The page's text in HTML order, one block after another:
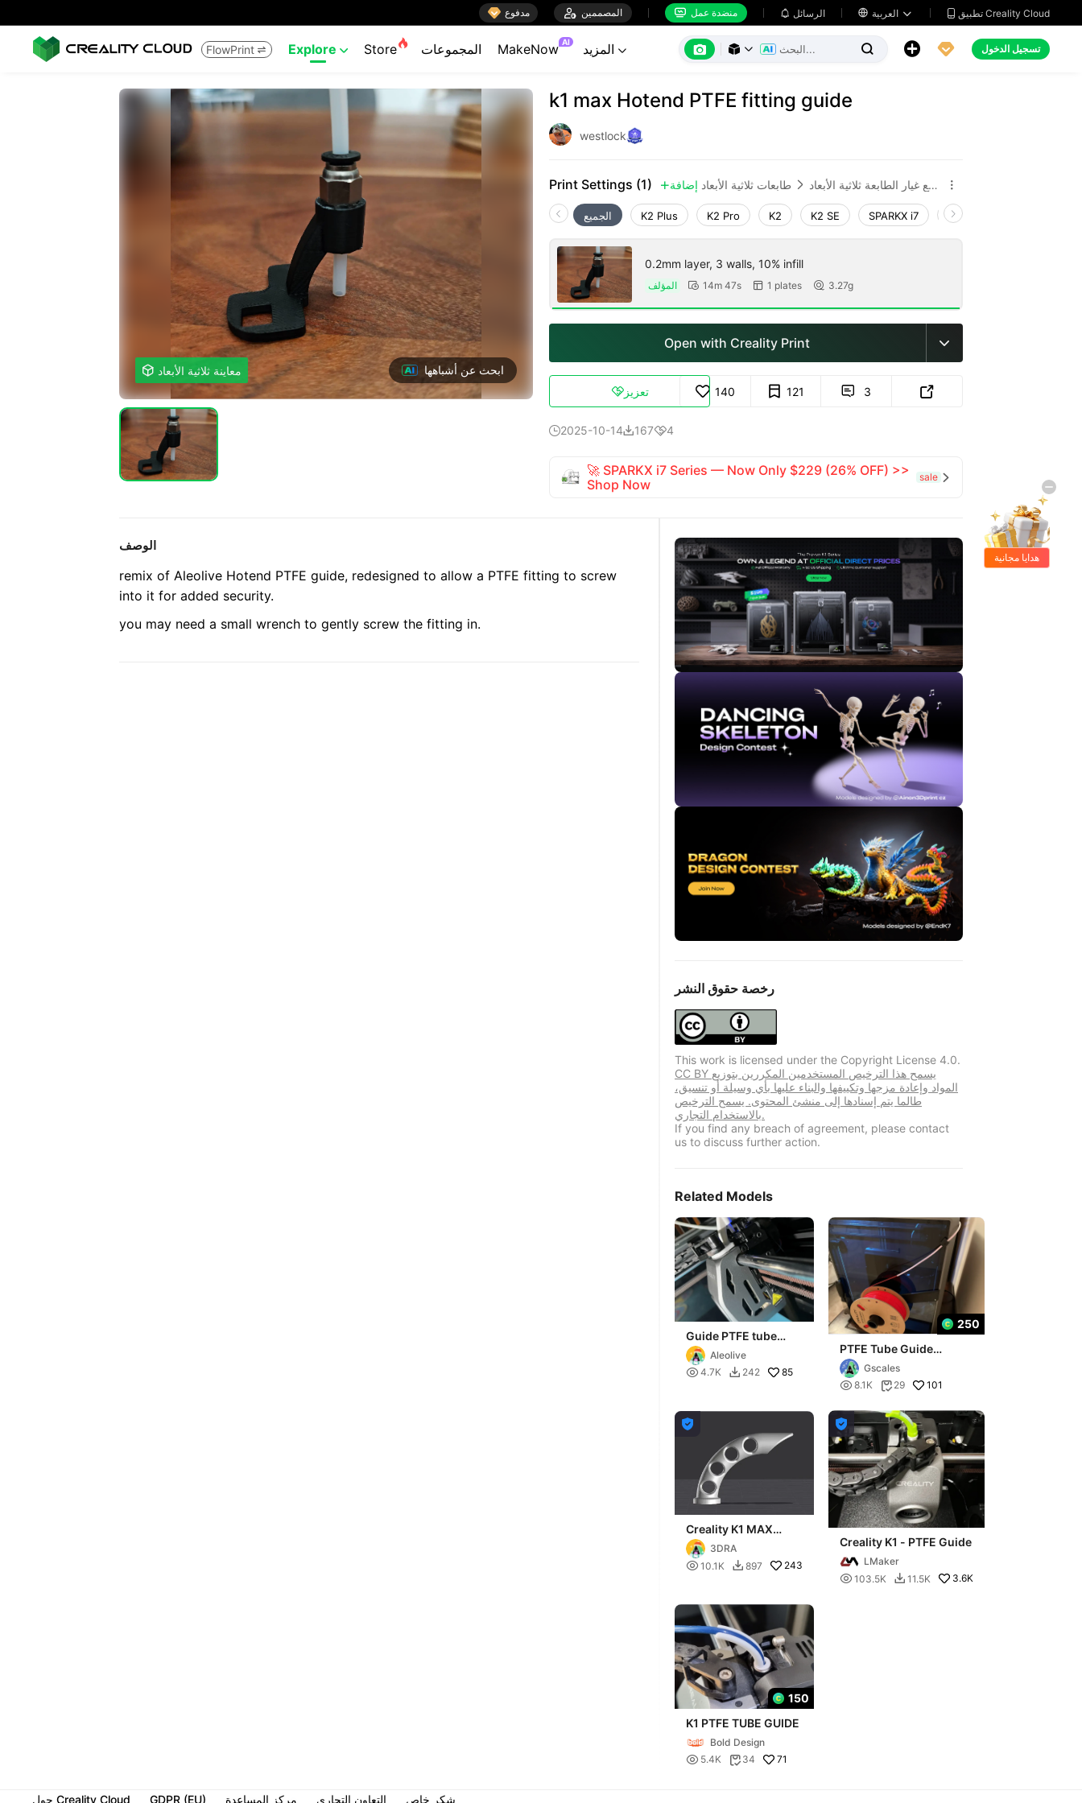
 مدفوع  المصممين  منضدة عمل  الرسائل    تطبيق Creality Cloud
FlowPrint  Explore  Store المجموعات MakeNow AI
       تسجيل الدخول
 معاينة ثلاثية الأبعاد ابحث عن أشباهها
k1 max Hotend PTFE fitting guide
westlock
Print Settings (1)  إضافة طابعات ثلاثية الأبعاد  قطع غيار الطابعة ثلاثية الأبعاد 
الجميع K2 Plus K2 Pro K2 K2 SE SPARKX i7 Creality Hi
0.2mm layer, 3 walls, 10% infill
المؤلف  14m 47s  1 plates  3.27g
Open with Creality Print 
تعزيز 140 121  3 
2025-10-141674
🚀 SPARKX i7 Series — Now Only $229 (26% OFF) >>
Shop Now
sale 
الوصف
remix of Aleolive Hotend PTFE guide, redesigned to allow a PTFE fitting to screw
into it for added security.
you may need a small wrench to gently screw the fitting in.
رخصة حقوق النشر
This work is licensed under the Copyright License 4.0.
CC BY يسمح هذا الترخيص المستخدمين المكررين بتوزيع
المواد وإعادة مزجها وتكييفها والبناء عليها بأي وسيلة أو تنسيق،
طالما يتم إسنادها إلى منشئ المحتوى. يسمح الترخيص
بالاستخدام التجاري.
If you find any breach of agreement, please contact
us to discuss further action.
Related Models
Guide PTFE tube
Creality k1 Max -
Hotend CFS
Aleolive
 4.7K  242 85
250
PTFE Tube Guide
(K1/K1C/K1 Max)
Gscales
 8.1K  29 101

Creality K1 MAX
PTFE guide 90
degrees
3DRA
 10.1K  897 243

Creality K1 - PTFE Guide
LMaker
 103.5K  11.5K 3.6K
150
K1 PTFE TUBE GUIDE
Bold Design
 5.4K  34 71
حول Creality Cloud GDPR (EU) مركز المساعدة التعاون التجاري شكر خاص
هدايا مجانية